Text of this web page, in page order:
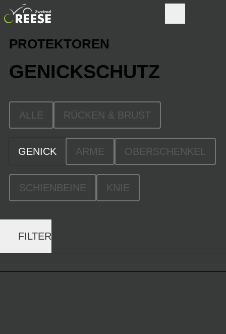
PROTEKTOREN
GENICKSCHUTZ
ALLE RÜCKEN & BRUST
GENICK ARME OBERSCHENKEL
SCHIENBEINE KNIE
FILTER